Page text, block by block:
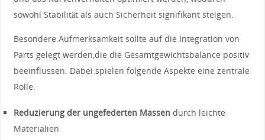
sowohl Stabilität als ⁤auch‍ Sicherheit signifikant steigen.
Besondere Aufmerksamkeit sollte auf die Integration von
Parts‌ gelegt‍ werden,die die Gesamtgewichtsbalance positiv
beeinflussen. Dabei spielen​ folgende Aspekte eine zentrale
Rolle:
Reduzierung der ⁤ungefederten‌ Massen durch leichte
Materialien